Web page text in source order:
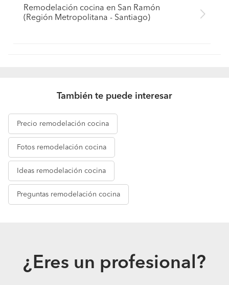
Remodelación cocina en San Ramón
(Región Metropolitana - Santiago)
También te puede interesar
Precio remodelación cocina
Fotos remodelación cocina
Ideas remodelación cocina
Preguntas remodelación cocina
¿Eres un profesional?